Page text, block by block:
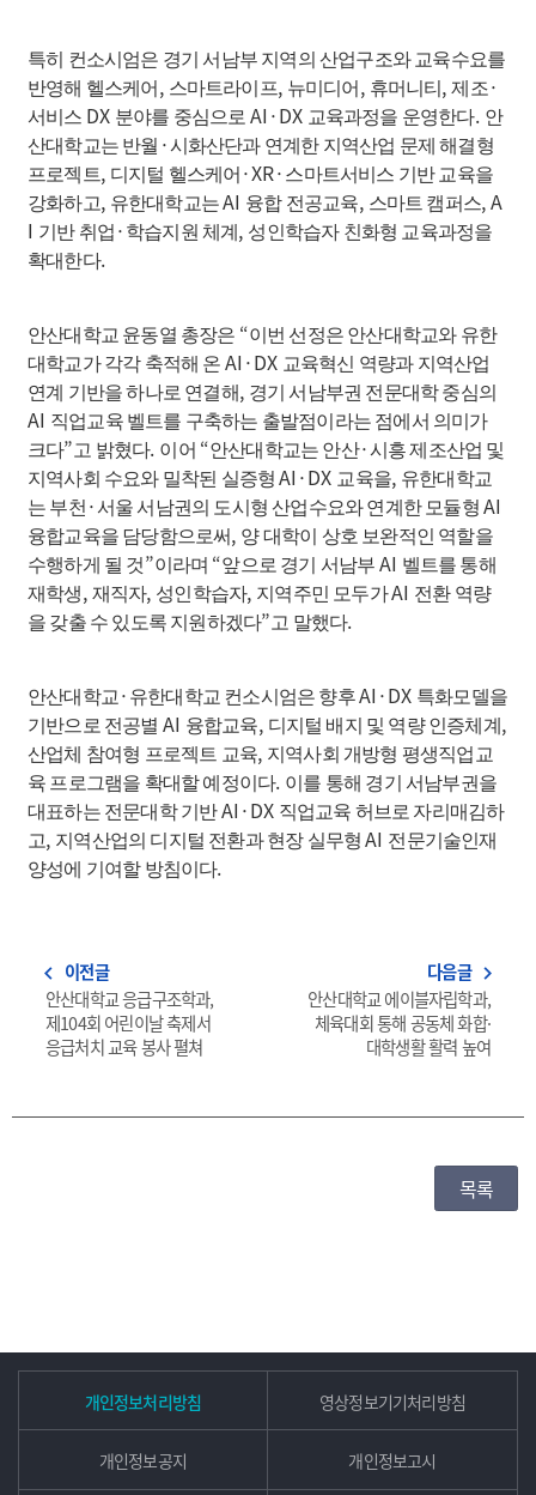
특히 컨소시엄은 경기 서남부 지역의 산업구조와 교육수요를
반영해 헬스케어 , 스마트라이프, 뉴미디어 , 휴머니티 ,제조·
서비스 DX 분야를 중심으로 AI·DX 교육과정을 운영한다. 안
산대학교는 반월 ·시화산단과 연계한 지역산업 문제 해결형
프로젝트, 디지털 헬스케어 ·XR· 스마트서비스 기반 교육을
강화하고, 유한대학교는AI 융합 전공교육, 스마트 캠퍼스, A
I 기반 취업 · 학습지원 체계 , 성인학습자 친화형 교육과정을
확대한다.
안산대학교 윤동열 총장은 “이번 선정은 안산대학교와 유한
대학교가 각각 축적해 온 AI·DX 교육혁신 역량과 지역산업
연계 기반을 하나로 연결해, 경기 서남부권 전문대학 중심의
AI 직업교육 벨트를 구축하는 출발점이라는 점에서 의미가
크다”고 밝혔다. 이어 “안산대학교는 안산·시흥 제조산업 및
지역사회 수요와 밀착된 실증형AI·DX 교육을, 유한대학교
는 부천 ·서울 서남권의 도시형 산업수요와 연계한 모듈형AI
융합교육을 담당함으로써, 양 대학이 상호 보완적인 역할을
수행하게 될 것”이라며 “앞으로 경기 서남부 AI 벨트를 통해
재학생, 재직자, 성인학습자, 지역주민 모두가AI 전환 역량
을 갖출 수 있도록 지원하겠다”고 말했다.
안산대학교 · 유한대학교 컨소시엄은 향후AI·DX 특화모델을
기반으로 전공별 AI 융합교육, 디지털 배지 및 역량 인증체계 ,
산업체 참여형 프로젝트 교육, 지역사회 개방형 평생직업교
육 프로그램을 확대할 예정이다. 이를 통해 경기 서남부권을
대표하는 전문대학 기반AI·DX 직업교육 허브로 자리매김하
고, 지역산업의 디지털 전환과 현장 실무형AI 전문기술인재
양성에 기여할 방침이다.
navigate_before 이전글
안산대학교 응급구조학과,
제104회 어린이날 축제서
응급처치 교육 봉사 펼쳐
다음글 navigate_next
안산대학교 에이블자립학과,
체육대회 통해 공동체 화합·
대학생활 활력 높여
목록
개인정보처리방침 영상정보기기처리방침
개인정보공지 개인정보고시